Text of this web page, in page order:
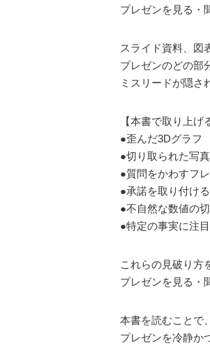
プレゼンを見る・
スライド資料、図
プレゼンのどの部
ミスリードが隠さ
【本書で取り上げ
●歪んだ3Dグラフ
●切り取られた写真
●質問をかわすフ
●承諾を取り付け
●不自然な数値の
●特定の事実に注
これらの見破り方
プレゼンを見る・
本書を読むことで
プレゼンを冷静か